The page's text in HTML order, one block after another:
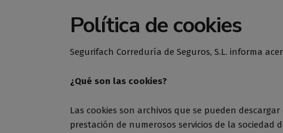
Política de cookies
Segurifach Correduría de Seguros, S.L. informa
¿Qué son las cookies?
Las cookies son archivos que se pueden
prestación de numerosos servicios de la